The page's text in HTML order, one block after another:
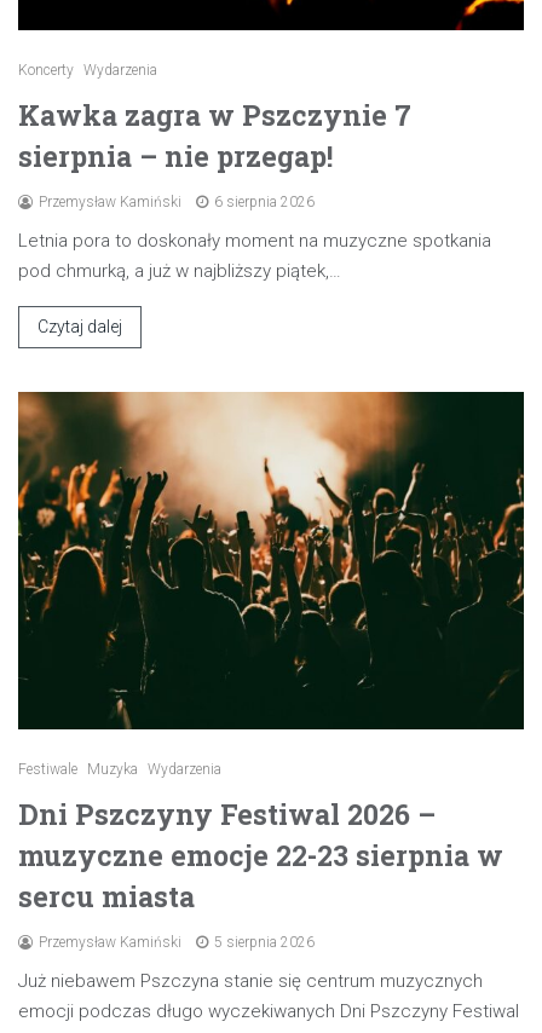
Koncerty Wydarzenia
Kawka zagra w Pszczynie 7
sierpnia – nie przegap!
Przemysław Kamiński 6 sierpnia 2026
Letnia pora to doskonały moment na muzyczne spotkania
pod chmurką, a już w najbliższy piątek,…
Czytaj dalej
Festiwale Muzyka Wydarzenia
Dni Pszczyny Festiwal 2026 –
muzyczne emocje 22-23 sierpnia w
sercu miasta
Przemysław Kamiński 5 sierpnia 2026
Już niebawem Pszczyna stanie się centrum muzycznych
emocji podczas długo wyczekiwanych Dni Pszczyny Festiwal